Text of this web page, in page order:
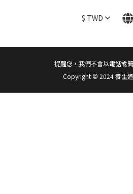
$ TWD
提醒您，我們不會以電話或
Copyright © 2024 養生